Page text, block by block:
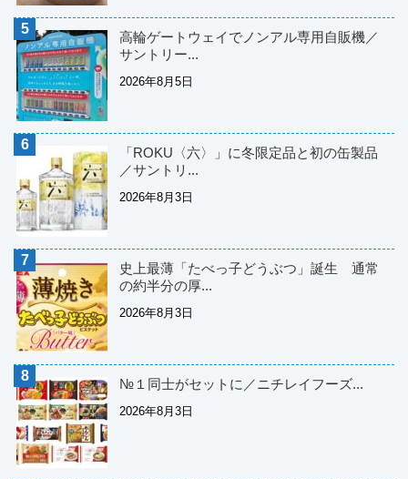
高輪ゲートウェイでノンアル専用自販機／
サントリー...
2026年8月5日
「ROKU〈六〉」に冬限定品と初の缶製品
／サントリ...
2026年8月3日
史上最薄「たべっ子どうぶつ」誕生 通常
の約半分の厚...
2026年8月3日
№１同士がセットに／ニチレイフーズ...
2026年8月3日